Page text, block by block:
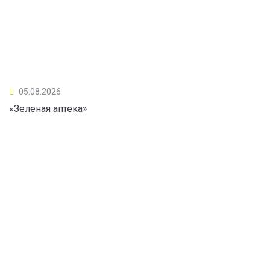
05.08.2026
«Зеленая аптека»